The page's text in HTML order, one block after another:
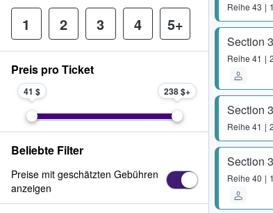
Reihe 43
Section
Reihe 41
Section
Reihe 41
Section
Reihe 40
1 2 3 4 5+
Preis pro Ticket
41 $ 238 $
Beliebte Filter
Preise mit geschätzten Gebühren
anzeigen